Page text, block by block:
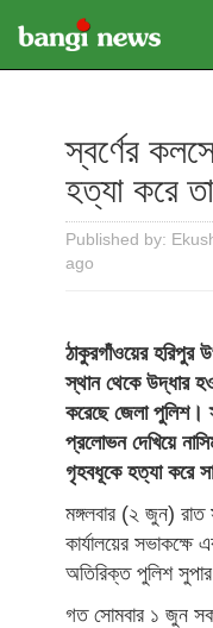
স্বর্ণের
হত্যা করে
Published by:
ago
ঠাকুরগাঁওয়ের হরিপুর
স্থান থেকে উদ্ধার
করেছে জেলা পুলিশ।
প্রলোভন দেখিয়ে
গৃহবধূকে হত্যা করে
মঙ্গলবার (২ জুন) রাত
কার্যালয়ের সভাকক্ষে
অতিরিক্ত পুলিশ
গত সোমবার ১ জুন